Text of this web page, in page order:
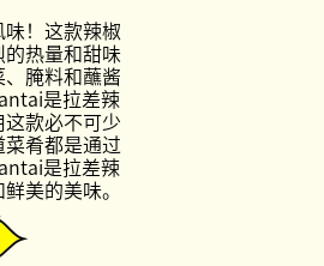
！这款辣椒
热量和甜味
腌料和蘸酱
是拉差辣
款必不可少
肴都是通过
是拉差辣
美的美味。